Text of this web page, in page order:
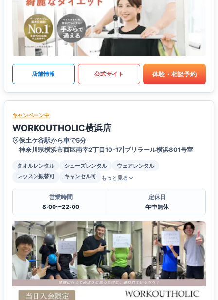
店舗情報 公式サイト 体験・相談予約
キャンペーン中
WORKOUTHOLIC横浜店
保土ケ谷駅から車で5分
神奈川県横浜市西区南幸2丁目10-17|ブリラール横浜801号室
タオルレンタル シューズレンタル
ウェアレンタル
レッスン振替可
キャンセル可 もっと見る
営業時間
8:00〜22:00
定休日
年中無休